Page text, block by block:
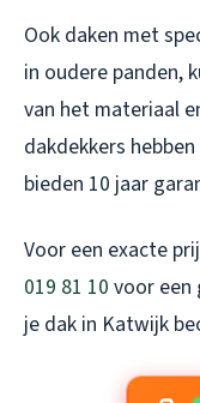
Ook daken met
in oudere panden,
van het materiaal
dakdekkers
bieden 10 jaar
Voor een exacte
019 81 10 voor een
je dak in Katwijk